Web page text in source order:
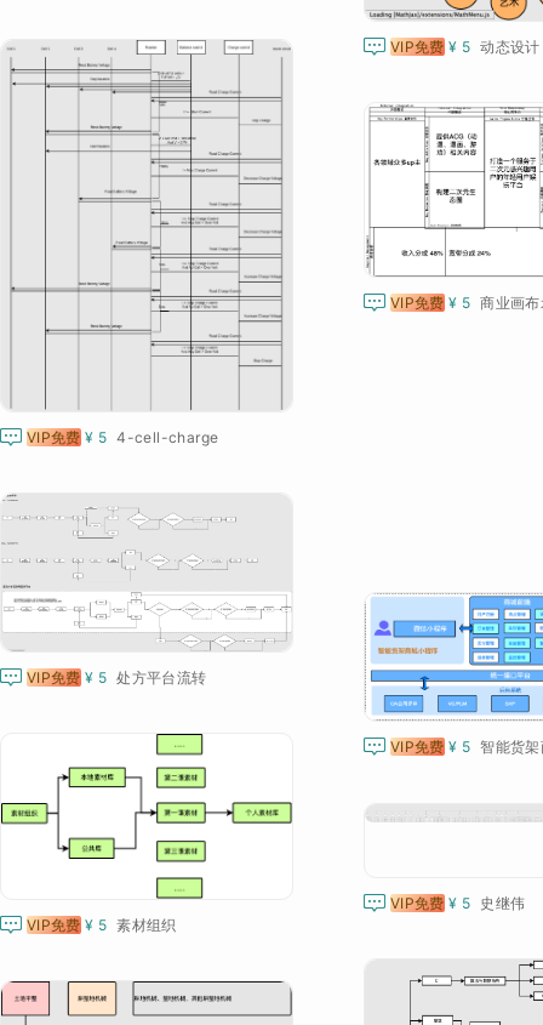
 VIP免费 ¥ 5 动态设计
 VIP免费 ¥ 5 4-cell-charge
 VIP免费 ¥ 5 商业画
 VIP免费 ¥ 5 处方平台流转
 VIP免费 ¥ 5 智能货
 VIP免费 ¥ 5 素材组织
 VIP免费 ¥ 5 史继伟